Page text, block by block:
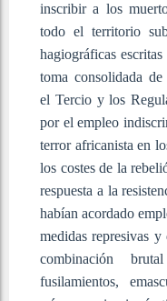
inscribir a los
todo el territorio
hagiográficas
toma consolidada
el Tercioy los
por el empleo
terror africanista en
los costes de la
respuesta a la
habían acordado
medidas represivas
combinación
fusilamientos,